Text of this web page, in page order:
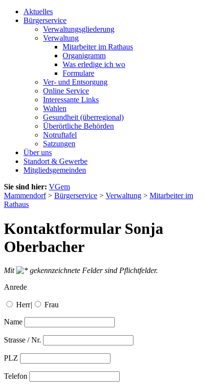
Aktuelles
Bürgerservice
Verwaltungsgliederung
Verwaltung
Mitarbeiter im Rathaus
Organigramm
Was erledige ich wo
Formulare
Ver- und Entsorgung
Online Service
Interessante Links
Wahlen
Gesundheit (überregional)
Überörtliche Behörden
Notruftafel
Satzungen
Über uns
Standort & Gewerbe
Mitgliedsgemeinden
Sie sind hier: VGem
Mammendorf> Bürgerservice > Verwaltung > Mitarbeiter im
Rathaus
Kontaktformular Sonja
Oberbacher
Mit
gekennzeichnete Felder sind Pflichtfelder.
Anrede
Herr| Frau
Name
Strasse / Nr.
PLZ
Telefon